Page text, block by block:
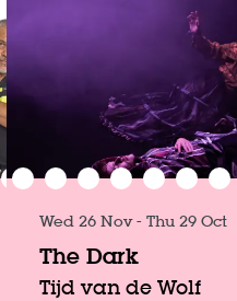
The Dark
Tijd van de Wolf
Wed 26 Nov- Thu 29 Oct